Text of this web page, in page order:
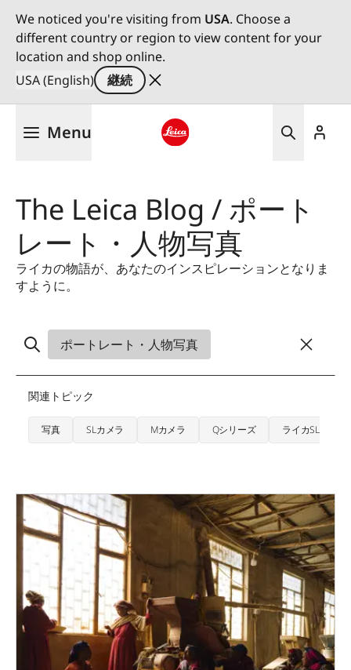
We noticed you're visiting from USA. Choose a
different country or region to view content for your
location and shop online.
USA (English)
継続
Menu
The Leica Blog / ポート
レート・人物写真
ライカの物語が、あなたのインスピレーションとなりま
すように。
ポートレート・人物写真
関連トピック
写真 SLカメラ Mカメラ Qシリーズ ライカSL3